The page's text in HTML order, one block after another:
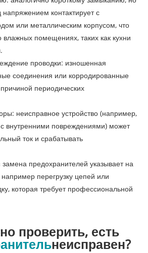
контактирует с
или металлическим корпусом, что
влажных помещениях, таких как кухни
проводки: изношенная
соединения или корродированные
периодических
неисправное устройство (например,
внутренними повреждениями) может
ток и срабатывать
предохранителей указывает на
перегрузку цепей или
которая требует профессиональной
проверить, есть
неисправен?